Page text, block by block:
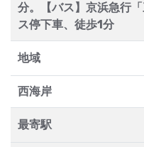
分。【バス】京浜急行
ス停下車、徒歩1分
地域
西海岸
最寄駅